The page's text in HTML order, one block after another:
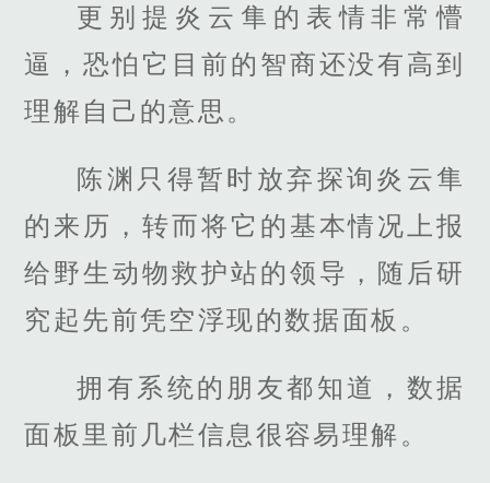
更别提炎云隼的表情非常懵
逼，恐怕它目前的智商还没有高到
理解自己的意思。
陈渊只得暂时放弃探询炎云隼
的来历，转而将它的基本情况上报
给野生动物救护站的领导，随后研
究起先前凭空浮现的数据面板。
拥有系统的朋友都知道，数据
面板里前几栏信息很容易理解。